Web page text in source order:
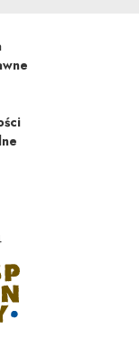
Uwaga, link zostanie